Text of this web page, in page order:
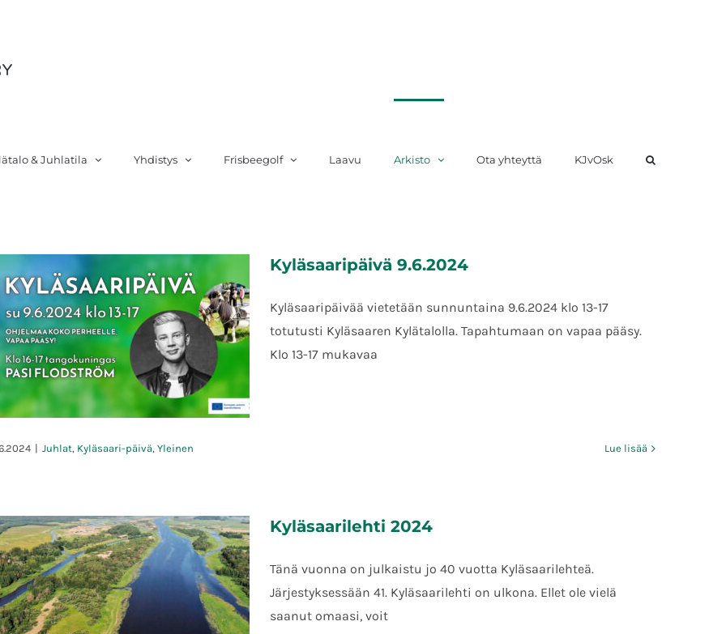
& Juhlatila Yhdistys Frisbeegolf Laavu Arkisto Ota yhteyttä KJvOsk
Kyläsaaripäivä 9.6.2024
Kyläsaaripäivä 9.6.2024
Kyläsaaripäivää vietetään sunnuntaina 9.6.2024 klo 13-17
totutusti Kyläsaaren Kylätalolla. Tapahtumaan on vapaa pääsy.
Klo 13-17 mukavaa
| Juhlat, Kyläsaari-päivä,Yleinen Lue lisää
Kyläsaarilehti 2024
Tänä vuonna on julkaistu jo 40 vuotta Kyläsaarilehteä.
Järjestyksessään 41. Kyläsaarilehti on ulkona. Ellet ole vielä
saanut omaasi, voit